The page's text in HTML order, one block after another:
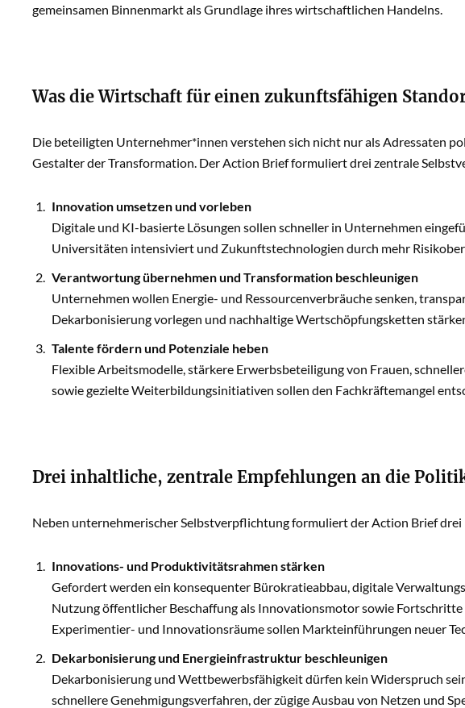
gemeinsamen Binnenmarkt als Grundlage ihres wirtschaftlichen Handelns.
Was die Wirtschaft für einen zukunftsfähigen
Die beteiligten Unternehmer*innen verstehen sich nicht nur als Adressaten
Gestalter der Transformation. Der Action Brief formuliert drei zentrale
Innovation umsetzen und vorleben
Digitale und KI-basierte Lösungen sollen schneller in Unternehmen
Universitäten intensiviert und Zukunftstechnologien durch mehr
Verantwortung übernehmen und Transformation beschleunigen
Unternehmen wollen Energie- und Ressourcenverbräuche senken,
Dekarbonisierung vorlegen und nachhaltige Wertschöpfungsketten
Talente fördern und Potenziale heben
Flexible Arbeitsmodelle, stärkere Erwerbsbeteiligung von Frauen,
sowie gezielte Weiterbildungsinitiativen sollen den Fachkräftemangel
Drei inhaltliche, zentrale Empfehlungen an die
Neben unternehmerischer Selbstverpflichtung formuliert der Action Brief
Innovations- und Produktivitätsrahmen stärken
Gefordert werden ein konsequenter Bürokratieabbau, digitale
Nutzung öffentlicher Beschaffung als Innovationsmotor sowie
Experimentier- und Innovationsräume sollen Markteinführungen neuer
Dekarbonisierung und Energieinfrastruktur beschleunigen
Dekarbonisierung und Wettbewerbsfähigkeit dürfen kein Widerspruch
schnellere Genehmigungsverfahren, der zügige Ausbau von Netzen und